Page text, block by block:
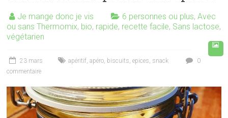
Je mange donc je vis 6 personnes ou plus,Avec
ou sans Thermomix, bio, rapide, recette facile, Sans lactose,
végétarien
23 mars apéritif ,apéro biscuits ,epices snack
0
commentaire